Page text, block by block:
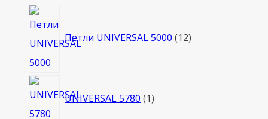
Петли UNIVERSAL 5000 12товаров
UNIVERSAL 5780 1товар